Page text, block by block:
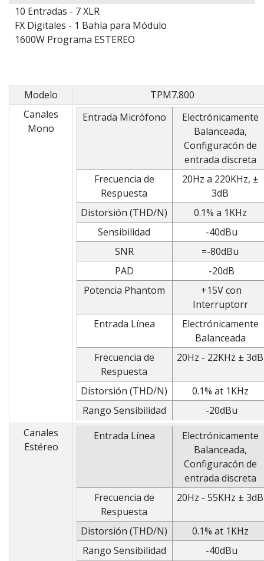
10 Entradas - 7 XLR
FX Digitales - 1 Bahía para Módulo
1600W Programa ESTEREO
Modelo
TPM7.800
Canales
Mono
Entrada Micrófono
Electrónicamente
Balanceada,
Configuracón de
entrada discreta
Frecuencia de
Respuesta
20Hz a 220KHz, ±
3dB
Distorsión (THD/N)
0.1% a 1KHz
Sensibilidad
-40dBu
SNR
=-80dBu
PAD
-20dB
Potencia Phantom
+15V con
Interruptorr
Entrada Línea
Electrónicamente
Balanceada
Frecuencia de
Respuesta
20Hz - 22KHz ± 3dB
Distorsión (THD/N)
0.1% at 1KHz
Rango Sensibilidad
-20dBu
Canales
Estéreo
Entrada Línea
Electrónicamente
Balanceada,
Configuracón de
entrada discreta
Frecuencia de
Respuesta
20Hz - 55KHz ± 3dB
Distorsión (THD/N)
0.1% at 1KHz
Rango Sensibilidad
-40dBu